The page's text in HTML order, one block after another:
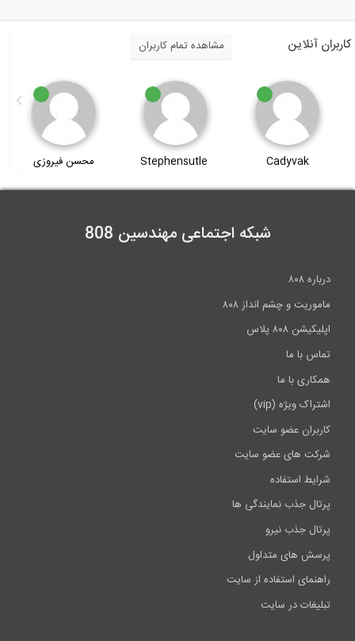
7:07
کاربران آنلاین مشاهده تمام کاربران
Stephensutle محسن فیروزی آیدا خلیلی
شبکه اجتماعی مهندسین 808
درباره ۸۰۸
ماموریت و چشم انداز ۸۰۸
اپلیکیشن ۸۰۸ پلاس
تماس با ما
همکاری با ما
اشتراک ویژه (vip)
کاربران عضو سایت
شرکت های عضو سایت
شرایط استفاده
پرتال جذب نمایندگی ها
پرتال جذب نیرو
پرسش های متداول
راهنمای استفاده از سایت
تبلیغات در سایت